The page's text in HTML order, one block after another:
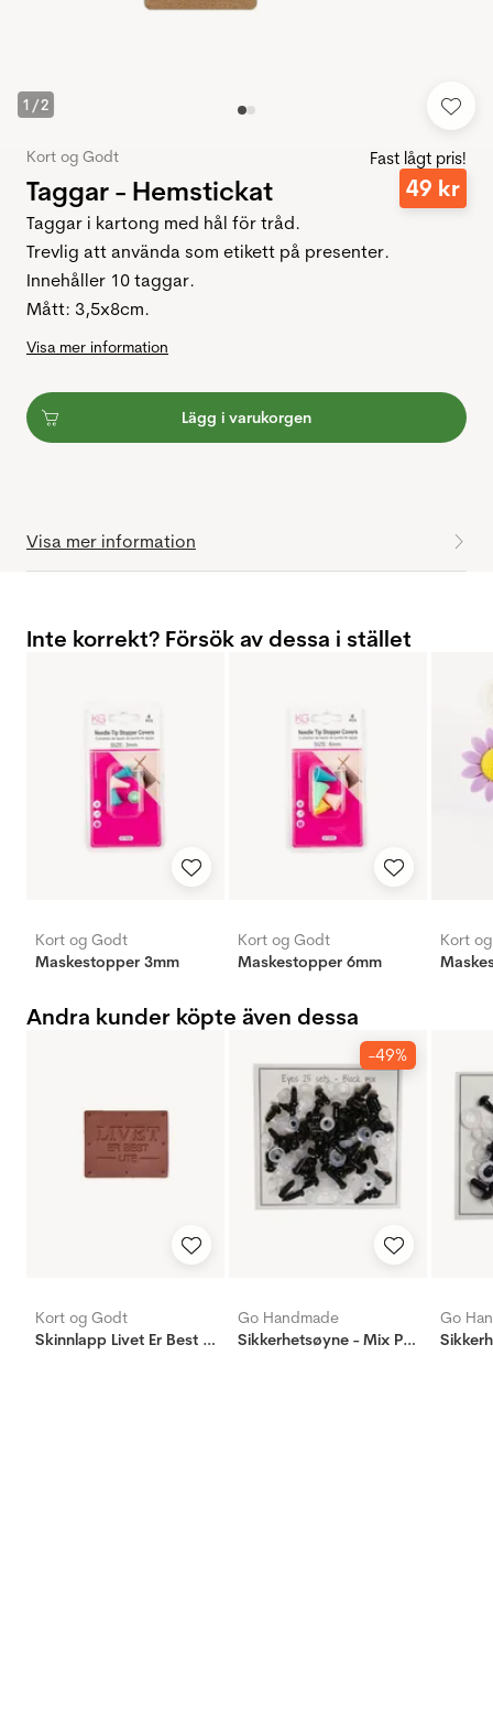
1 /2
Kort og Godt
Taggar - Hemstickat
Fast lågt pris!
49 kr
Taggar i kartong med hål för tråd.
Trevlig att använda som etikett på presenter.
Innehåller 10 taggar.
Mått: 3,5x8cm.
Visa mer information
Lägg i varukorgen
Visa mer information
Inte korrekt? Försök av dessa i stället
Kort og Godt
Maskestopper 3mm
Kort og Godt
Maskestopper 6mm
Kort
Andra kunder köpte även dessa
Kort og Godt
Skinnlapp Livet Er Best Ute
-49%
Go Handmade
Sikkerhetsøyne - Mix Pakke - 25 Par
Go